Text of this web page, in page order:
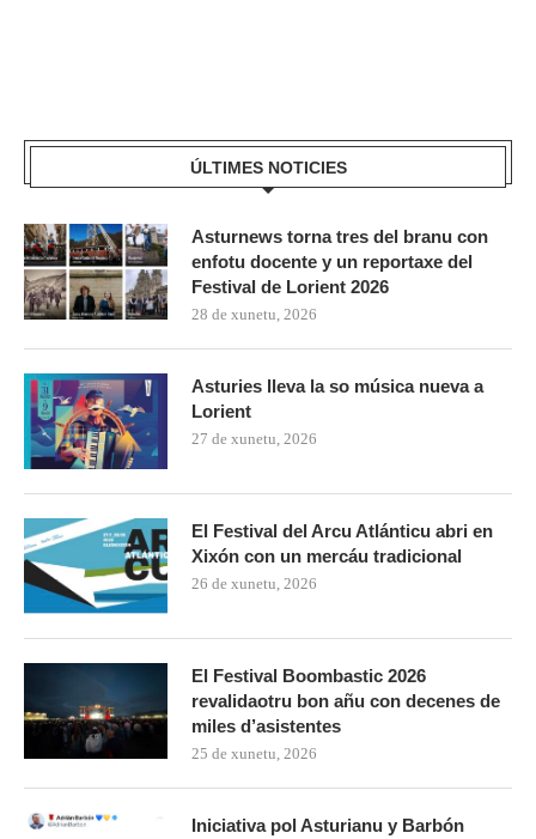
ÚLTIMES NOTICIES
Asturnews torna tres del branu con
enfotu docente y un reportaxe del
Festival de Lorient 2026
28 de xunetu, 2026
Asturies lleva la so música nueva a
Lorient
27 de xunetu, 2026
El Festival del Arcu Atlánticu abri en
Xixón con un mercáu tradicional
26 de xunetu, 2026
El Festival Boombastic 2026
revalidaotru bon añu con decenes de
miles d’asistentes
25 de xunetu, 2026
Iniciativa pol Asturianu y Barbón